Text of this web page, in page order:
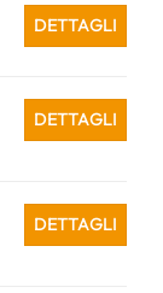
DETTAGLI
DETTAGLI
DETTAGLI